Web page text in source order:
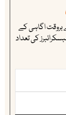
بروقت اگاہی کے
کی تعداد